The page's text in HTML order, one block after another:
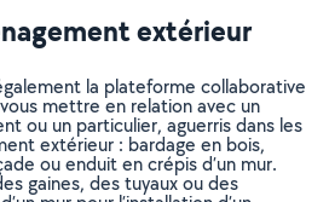
extérieur
la plateforme collaborative
mettre en relation avec un
ou un particulier, aguerris dans les
extérieur : bardage en bois,
ou enduit en crépis d’un mur.
gaines, des tuyaux ou des